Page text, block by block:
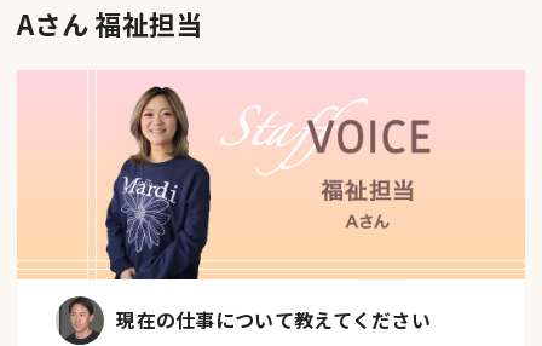
Aさん 福祉担当
現在の仕事について教えてください